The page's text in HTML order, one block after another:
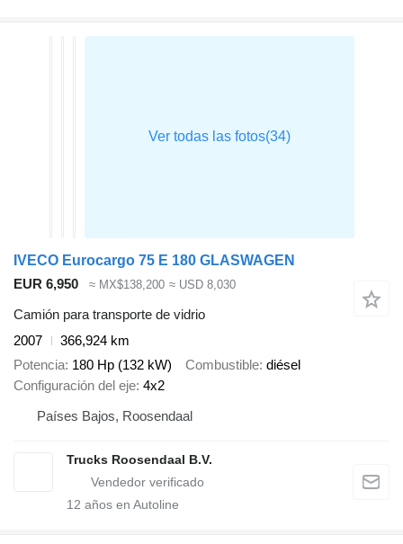
IVECO Eurocargo 75 E 180 GLASWAGEN
EUR 6,950
≈ MX$138,200 ≈ USD 8,030
Camión para transporte de vidrio
2007
366,924 km
Potencia 180 Hp (132 kW) Combustible diésel
Configuración del eje 4x2
Países Bajos, Roosendaal
Trucks Roosendaal B.V.
12 años en Autoline